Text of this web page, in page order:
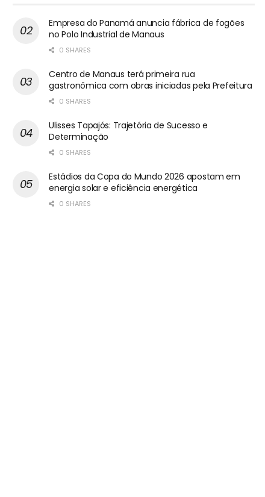
Empresa do Panamá anuncia fábrica de fogões
no Polo Industrial de Manaus
0 SHARES
Centro de Manaus terá primeira rua
gastronômica com obras iniciadas pela Prefeitura
0 SHARES
Ulisses Tapajós: Trajetória de Sucesso e
Determinação
0 SHARES
Estádios da Copa do Mundo 2026 apostam em
energia solar e eficiência energética
0 SHARES